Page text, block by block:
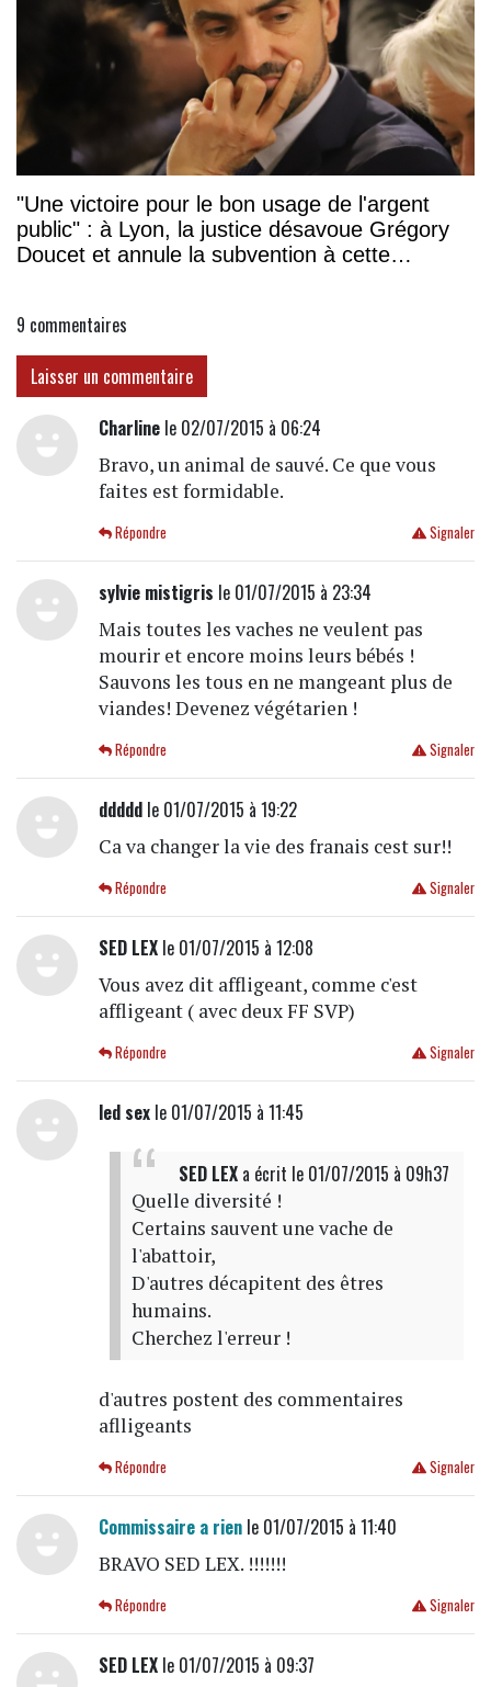
"Une victoire pour le bon usage de l'argent
public" : à Lyon, la justice désavoue Grégory
Doucet et annule la subvention à cette
9 commentaires
Laisser un commentaire
Charlinele 02/07/2015 à 06:24
Bravo, un animal de sauvé. Ce que vous
faites est formidable.
Signaler
Répondre
sylvie mistigris le 01/07/2015 à 23:34
Mais toutes les vaches ne veulent pas
mourir et encore moins leurs bébés !
Sauvons les tous en ne mangeant plus de
viandes! Devenez végétarien !
Signaler
Répondre
dddddle 01/07/2015 à 19:22
Ca va changer la vie des franais cest sur!!
Signaler
Répondre
SED LEXle 01/07/2015 à 12:08
Vous avez dit affligeant, comme c'est
affligeant ( avec deux FF SVP)
Signaler
Répondre
led sexle 01/07/2015 à 11:45
SED LEXa écrit le 01/07/2015 à 09h37
Quelle diversité !
Certains sauvent une vache de
l'abattoir,
D'autres décapitent des êtres
humains.
Cherchez l'erreur !
d'autres postent des commentaires
aflligeants
Signaler
Répondre
Commissaire a rienle 01/07/2015 à 11:40
BRAVO SED LEX. !!!!!!!
Signaler
Répondre
SED LEXle 01/07/2015 à 09:37